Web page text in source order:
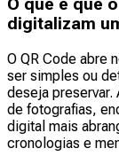
O que é que
digitalizam
O QR Code abre
ser simples ou
deseja preservar.
de fotografias,
digital mais
cronologias e